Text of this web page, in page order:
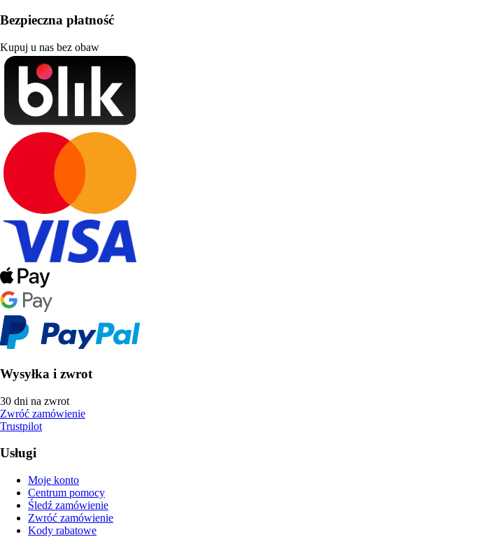
Bezpieczna płatność
Kupuj u nas bez obaw
Wysyłka i zwrot
30 dni na zwrot
Zwróć zamówienie
Trustpilot
Usługi
Moje konto
Centrum pomocy
Śledź zamówienie
Zwróć zamówienie
Kody rabatowe